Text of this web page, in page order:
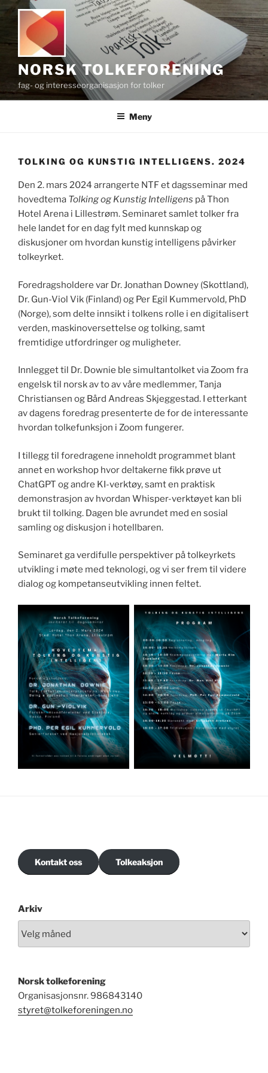
Gå
innhold
NORSK TOLKEFORENING
fag- og interesseorganisasjon for tolker
Meny
TOLKING OG KUNSTIG INTELLIGENS. 2024
Den 2. mars 2024 arrangerte NTF et dagsseminar med
hovedtema Tolking og Kunstig Intelligens på Thon
Hotel Arena i Lillestrøm. Seminaret samlet tolker fra
hele landet for en dag fylt med kunnskap og
diskusjoner om hvordan kunstig intelligens påvirker
tolkeyrket.
Foredragsholdere var Dr. Jonathan Downey (Skottland),
Dr. Gun-Viol Vik (Finland) og Per Egil Kummervold, PhD
(Norge), som delte innsikt i tolkens rolle i en digitalisert
verden, maskinoversettelse og tolking, samt
fremtidige utfordringer og muligheter.
Innlegget til Dr. Downie ble simultantolket via Zoom fra
engelsk til norsk av to av våre medlemmer, Tanja
Christiansen og Bård Andreas Skjeggestad. I etterkant
av dagens foredrag presenterte de for de interessante
hvordan tolkefunksjon i Zoom fungerer.
I tillegg til foredragene inneholdt programmet blant
annet en workshop hvor deltakerne fikk prøve ut
ChatGPT og andre KI-verktøy, samt en praktisk
demonstrasjon av hvordan Whisper-verktøyet kan bli
brukt til tolking. Dagen ble avrundet med en sosial
samling og diskusjon i hotellbaren.
Seminaret ga verdifulle perspektiver på tolkeyrkets
utvikling i møte med teknologi, og vi ser frem til videre
dialog og kompetanseutvikling innen feltet.
Kontakt oss Tolkeaksjon
Arkiv
Norsk tolkeforening
Organisasjonsnr. 986843140
styret@tolkeforeningen.no